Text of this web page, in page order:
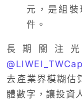
元，是組
件。
長期關注
去產業界模糊估
體數字，讓投資